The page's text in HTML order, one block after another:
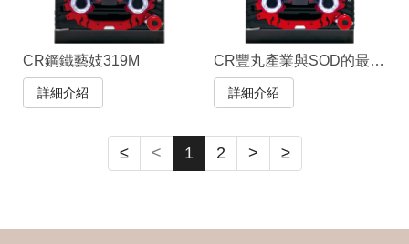
CR鋼鐵藝妓319M
詳細介紹
CR豐丸產業與SOD的最新作
詳細介紹
≤ < 1 2 > ≥